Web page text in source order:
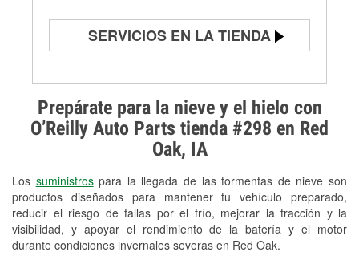
Prepárate para la nieve y el hielo con
O’Reilly Auto Parts tienda #298 en Red
Oak, IA
Los suministrospara la llegada de las tormentas de nieve son
productos diseñados para mantener tu vehículo preparado,
reducir el riesgo de fallas por el frío, mejorar la tracción y la
visibilidad, y apoyar el rendimiento de la batería y el motor
durante condiciones invernales severas en Red Oak.
SERVICIOS EN LA TIENDA
Prueba de alternadores y
arrancadores
Revisión de la luz "Check Engine"
Reciclaje de baterías y aceite
Instalación de bombillas de faros
Instalación de limpiaparabrisas